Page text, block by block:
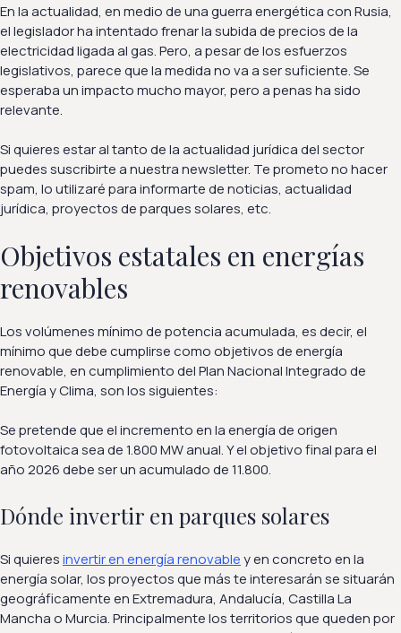
En la actualidad, en medio de una guerra energética con Rusia,
el legislador ha intentado frenar la subida de precios de la
electricidad ligada al gas. Pero, a pesar de los esfuerzos
legislativos, parece que la medida no va a ser suficiente. Se
esperaba un impacto mucho mayor, pero a penas ha sido
relevante.
Si quieres estar al tanto de la actualidad jurídica del sector
puedes suscribirte a nuestra newsletter. Te prometo no hacer
spam, lo utilizaré para informarte de noticias, actualidad
jurídica, proyectos de parques solares, etc.
Objetivos estatales en energías
renovables
Los volúmenes mínimo de potencia acumulada, es decir, el
mínimo que debe cumplirse como objetivos de energía
renovable, en cumplimiento del Plan Nacional Integrado de
Energía y Clima, son los siguientes:
Se pretende que el incremento en la energía de origen
fotovoltaica sea de 1.800 MW anual. Y el objetivo final para el
año 2026 debe ser un acumulado de 11.800.
Dónde invertir en parques solares
Si quieresinvertir en energía renovabley en concreto en la
energía solar, los proyectos que más te interesarán se situarán
geográficamente en Extremadura, Andalucía, Castilla La
Mancha o Murcia. Principalmente los territorios que queden por